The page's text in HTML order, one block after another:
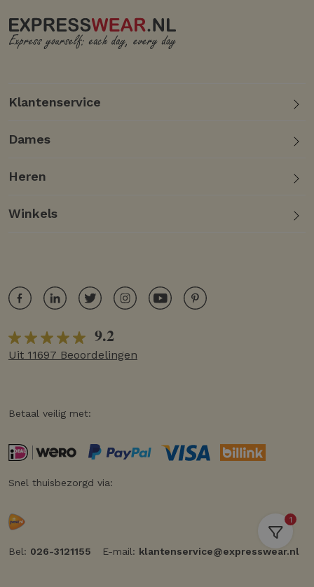
1
Klantenservice
Dames
Heren
Winkels
9.2
Uit 11697 Beoordelingen
Betaal veilig met:
Snel thuisbezorgd via:
Bel: 026-3121155 E-mail: klantenservice@expresswear.nl